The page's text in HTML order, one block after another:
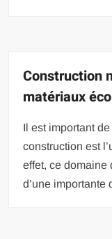
Construction
matériaux
Il est important
construction est
effet, ce domaine
d’une importante